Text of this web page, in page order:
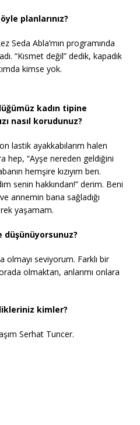
planlarınız?
Seda Abla’mın programında
“Kısmet değil” dedik, kapadık
kimse yok.
kadın tipine
nasıl korudunuz?
lastik ayakkabılarım halen
hep, “Ayşe nereden geldiğini
hemşire kızıyım ben.
senin hakkından!” derim. Beni
annemin bana sağladığı
yaşamam.
düşünüyorsunuz?
olmayı seviyorum. Farklı bir
olmaktan, anlarımı onlara
kimler?
Serhat Tuncer.